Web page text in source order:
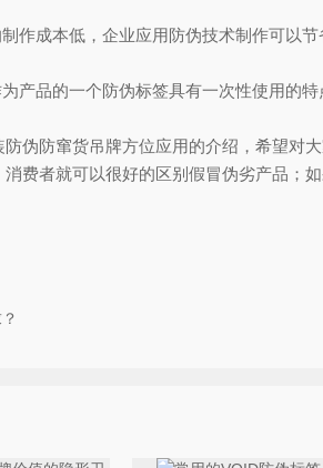
成本低，企业应用防伪技术制作可以节
品的一个防伪标签具有一次性使用的特
防窜货吊牌方位应用的介绍，希望对大
消费者就可以很好的区别假冒伪劣产品；